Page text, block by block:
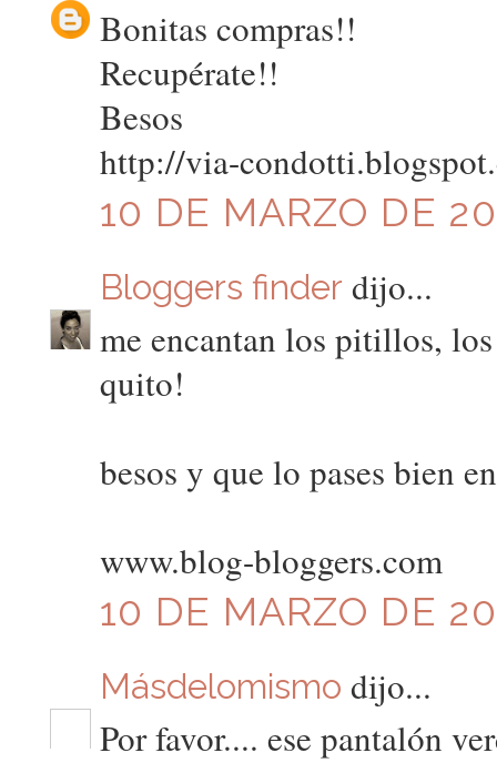
Bonitas compras!!
Recupérate!!
Besos
http://via-
10 DE MARZO DE
Bloggers finder dijo...
me encantan los pitillos,
quito!
besos y que lo pases bien
www.blog-bloggers.com
10 DE MARZO DE
Másdelomismo dijo...
Por favor.... ese pantalón